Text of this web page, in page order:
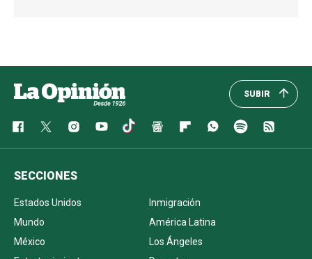
SUBIR
SECCIONES
Estados Unidos
Inmigración
Mundo
América Latina
México
Los Ángeles